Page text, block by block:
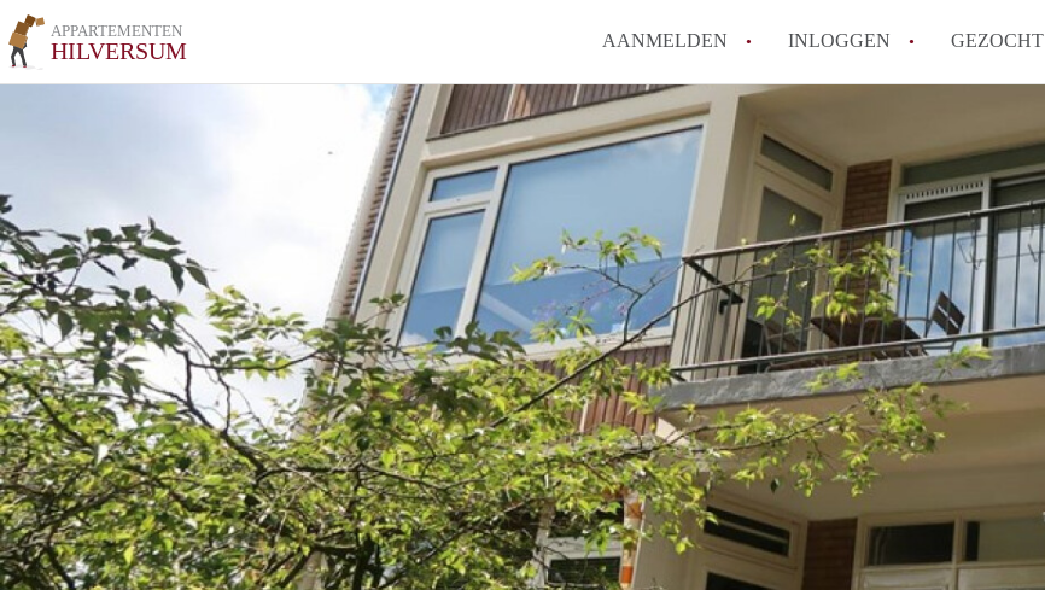
APPARTEMENTEN
HILVERSUM AANMELDEN INLOGGEN GEZOCHT